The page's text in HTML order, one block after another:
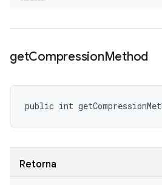
getCompressionMethod
public int
Retorna